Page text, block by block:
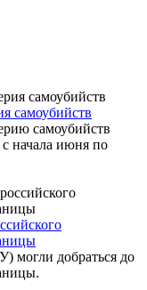
самоубийств
самоубийств
начала июня по
добраться до